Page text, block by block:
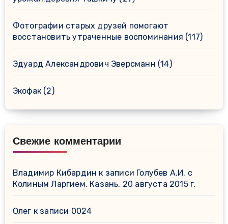
Фотографии старых друзей помогают
восстановить утраченные воспоминания (117)
Эдуард Александрович Эверсманн (14)
Экофак(2)
Свежие комментарии
Владимир Кибардин к записи Голубев А.И. с
Колиным Ларгием. Казань, 20 августа 2015 г.
Олег к записи 0024